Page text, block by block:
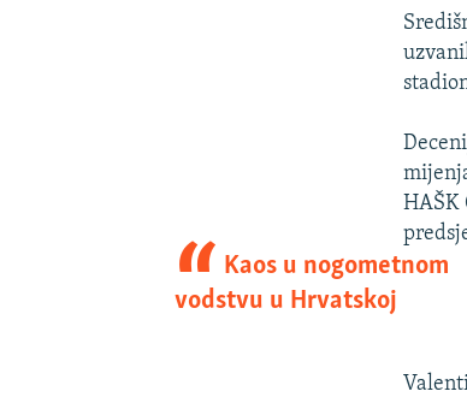
HAŠK
Kaos u nogometnom
vodstvu u Hrvatskoj